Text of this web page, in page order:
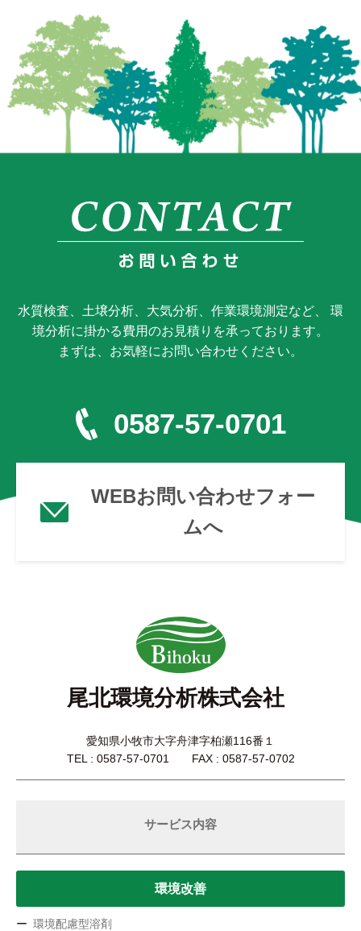
水質検査、土壌分析、大気分析、作業環境測定など、 環
境分析に掛かる費用のお見積りを承っております。
まずは、お気軽にお問い合わせください。
0587-57-0701
WEBお問い合わせフォー
ムへ
尾北環境分析株式会社
愛知県小牧市大字舟津字柏瀬116番１
TEL : 0587-57-0701 FAX : 0587-57-0702
サービス内容
環境改善
環境配慮型溶剤